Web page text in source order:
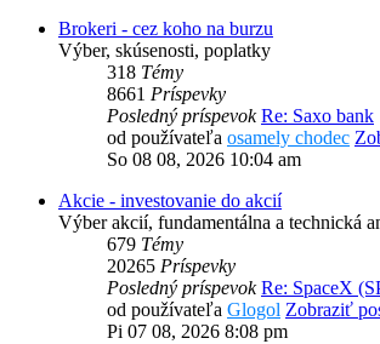
Brokeri - cez koho na burzu
Výber, skúsenosti, poplatky
318 Témy
8661 Príspevky
Posledný príspevok Re: Saxo bank
od používateľa osamely chodec
So 08 08, 2026 10:04 am
Akcie - investovanie do akcií
Výber akcií, fundamentálna a technická
679 Témy
20265 Príspevky
Posledný príspevok Re: SpaceX
od používateľa Glogol Zobraziť
Pi 07 08, 2026 8:08 pm